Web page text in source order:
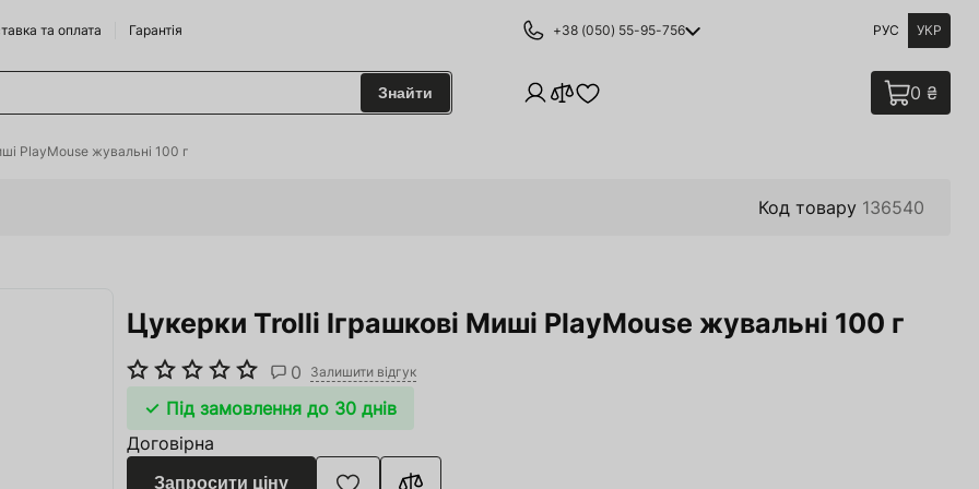
та оплата Гарантія +38 (050) 55-95-756 РУС УКР
Сидрариї
Горки
аксесуари
Знайти 0 ₴
PlayMouse жувальні 100 г
Код товару 136540
Цукерки Trolli Іграшкові Миші PlayMouse жувальні 100 г
0 Залишити відгук
Під замовлення до 30 днів
Договірна
Запросити ціну